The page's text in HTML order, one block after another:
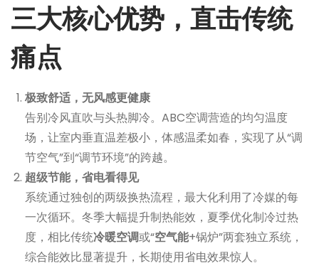
三大核心优势，直击传统
痛点
极致舒适，无风感更健康
告别冷风直吹与头热脚冷。ABC空调营造的均匀温度
场，让室内垂直温差极小，体感温柔如春，实现了从“调
节空气”到“调节环境”的跨越。
超级节能，省电看得见
系统通过独创的两级换热流程，最大化利用了冷媒的每
一次循环。冬季大幅提升制热能效，夏季优化制冷过热
度，相比传统冷暖空调或“空气能+锅炉”两套独立系统，
综合能效比显著提升，长期使用省电效果惊人。